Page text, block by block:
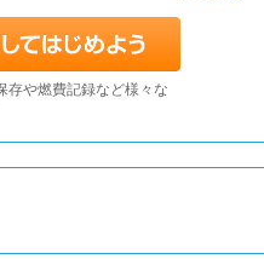
存や燃費記録など様々な